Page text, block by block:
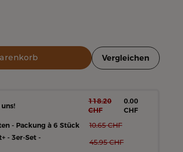
Vergleichen
118.20
CHF
0.00
CHF
- Packung à 6 Stück
10.65 CHF
- 3er-Set -
45.95 CHF